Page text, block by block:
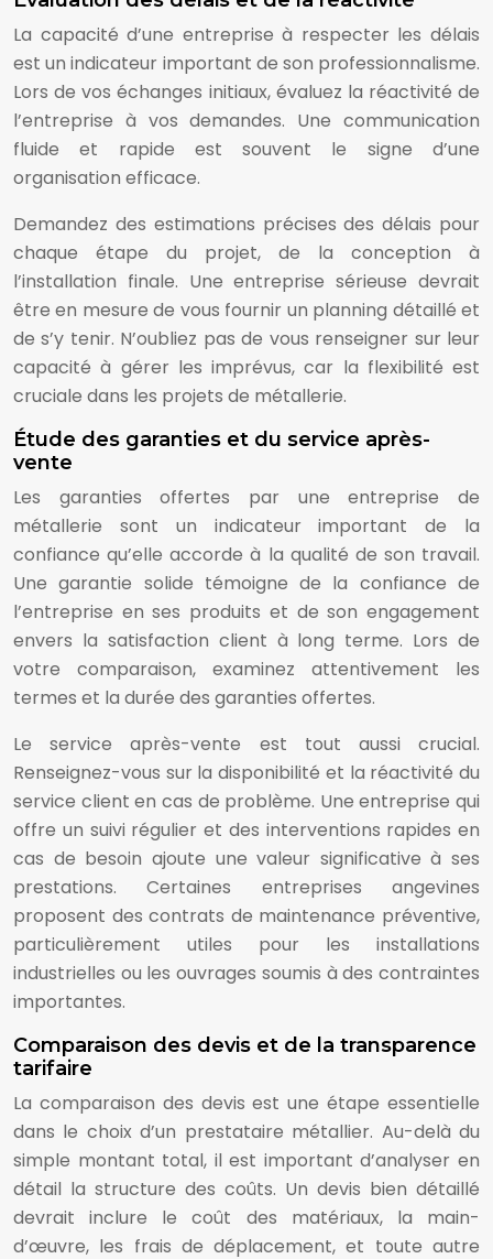
La capacité d’une entreprise à respecter les délais
est un indicateur important de son professionnalisme.
Lors de vos échanges initiaux, évaluez la réactivité de
l’entreprise à vos demandes. Une communication
fluide et rapide est souvent le signe d’une
organisation efficace.
Demandez des estimations précises des délais pour
chaque étape du projet, de la conception à
l’installation finale. Une entreprise sérieuse devrait
être en mesure de vous fournir un planning détaillé et
de s’y tenir. N’oubliez pas de vous renseigner sur leur
capacité à gérer les imprévus, car la flexibilité est
cruciale dans les projets de métallerie.
Étude des garanties et du service après-
vente
Les garanties offertes par une entreprise de
métallerie sont un indicateur important de la
confiance qu’elle accorde à la qualité de son travail.
Une garantie solide témoigne de la confiance de
l’entreprise en ses produits et de son engagement
envers la satisfaction client à long terme. Lors de
votre comparaison, examinez attentivement les
termes et la durée des garanties offertes.
Le service après-vente est tout aussi crucial.
Renseignez-vous sur la disponibilité et la réactivité du
service client en cas de problème. Une entreprise qui
offre un suivi régulier et des interventions rapides en
cas de besoin ajoute une valeur significative à ses
prestations. Certaines entreprises angevines
proposent des contrats de maintenance préventive,
particulièrement utiles pour les installations
industrielles ou les ouvrages soumis à des contraintes
importantes.
Comparaison des devis et de la transparence
tarifaire
La comparaison des devis est une étape essentielle
dans le choix d’un prestataire métallier. Au-delà du
simple montant total, il est important d’analyser en
détail la structure des coûts. Un devis bien détaillé
devrait inclure le coût des matériaux, la main-
d’œuvre, les frais de déplacement, et toute autre